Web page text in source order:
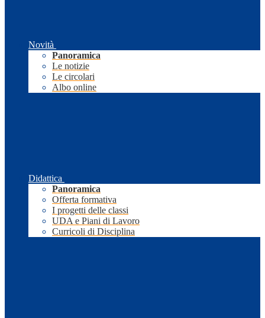
Novità
Panoramica
Le notizie
Le circolari
Albo online
Didattica
Panoramica
Offerta formativa
I progetti delle classi
UDA e Piani di Lavoro
Curricoli di Disciplina